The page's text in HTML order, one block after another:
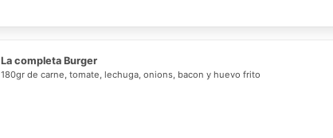
La completa Burger
180gr de carne, tomate, lechuga, onions, bacon y huevo frito